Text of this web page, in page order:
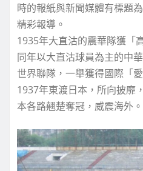
時的報紙與新聞媒體有標題
精彩報導。
1935年大直沽的震華隊獲「
同年以大直沽球員為主的中
世界聯隊，一舉獲得國際「
1937年東渡日本，所向披靡
本各路翹楚奪冠，威震海外。